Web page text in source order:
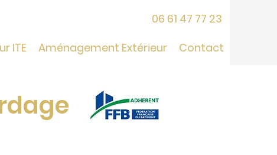
06 61 47 77 23
ITE Aménagement Extérieur Contact